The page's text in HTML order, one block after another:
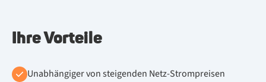
Ihre Vorteile
Un­ab­hän­gi­ger von stei­gen­den Netz-Strom­prei­sen